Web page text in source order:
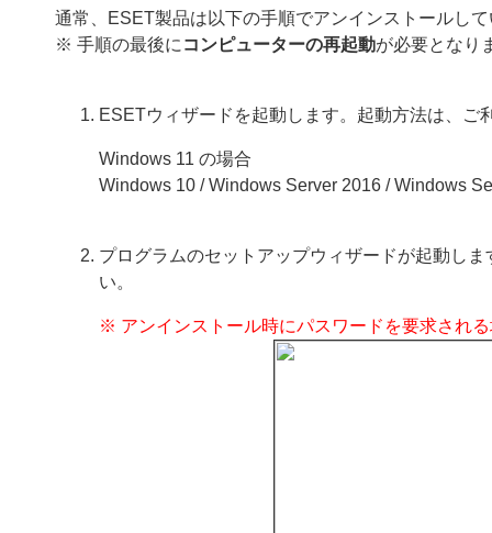
通常、ESET製品は以下の手順でアンインストールし
※ 手順の最後に コンピューターの再起動が必要となり
ESETウィザードを起動します。起動方法は、ご
Windows 11 の場合
Windows 10 / Windows Server 2016 / Windows
プログラムのセットアップウィザードが起動し
い。
※ アンインストール時にパスワードを要求され